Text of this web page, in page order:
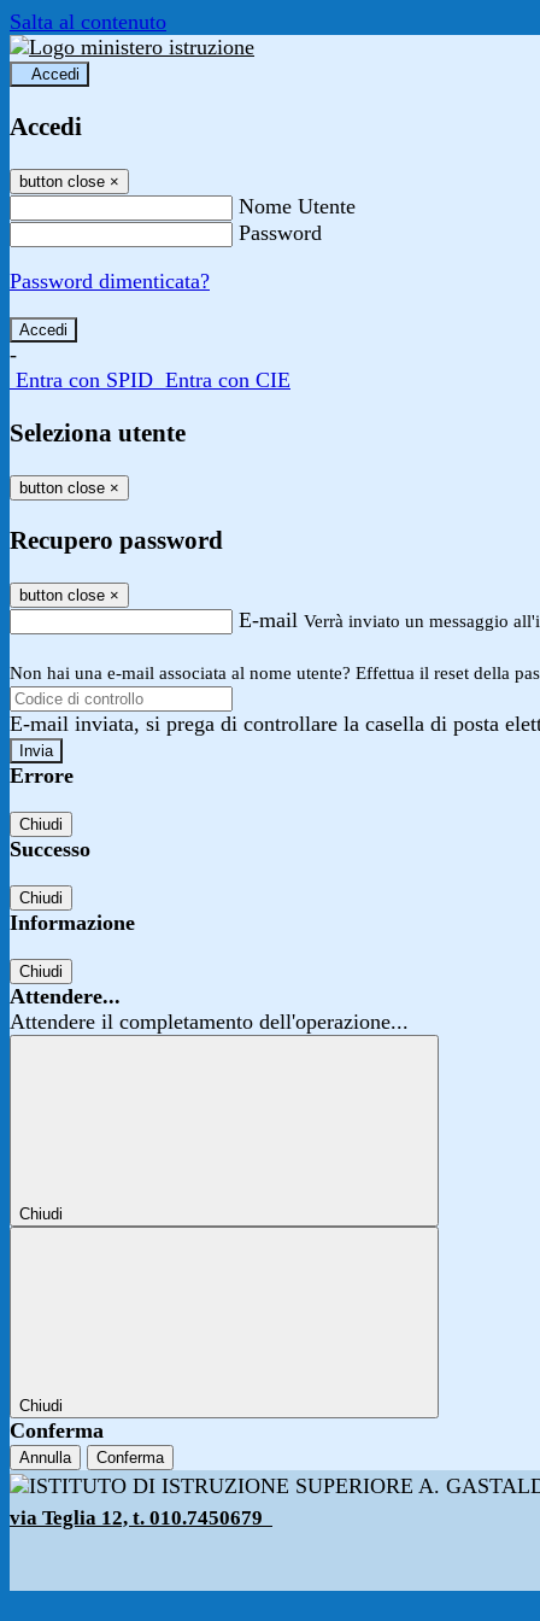
Salta al contenuto
Accedi
Accedi
button close ×
Nome Utente
Password
Password dimenticata?
-
Entra con SPID Entra con CIE
Seleziona utente
button close ×
Recupero password
button close ×
E-mail Verrà inviato un messaggio
Non hai una e-mail associata al nome utente? Effettua il reset della
E-mail inviata, si prega di controllare la casella di posta
Errore
Chiudi
Successo
Chiudi
Informazione
Chiudi
Attendere...
Attendere il completamento dell'operazione...
Chiudi
Chiudi
Conferma
Annulla Conferma
via Teglia 12, t. 010.7450679